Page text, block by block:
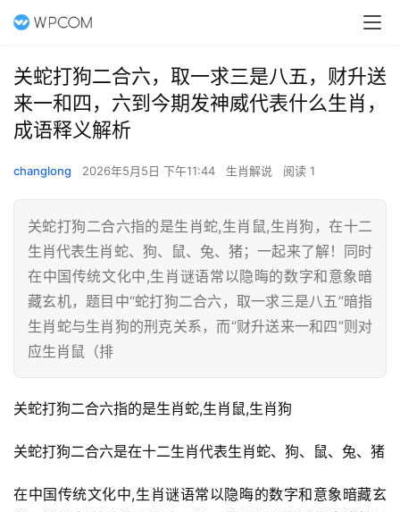
关蛇打狗二合六，取一求三是八五，财升送
来一和四，六到今期发神威代表什么生肖，
成语释义解析
changlong 2026年5月5日 下午11:44 生肖解说 阅读 1
关蛇打狗二合六指的是生肖蛇,生肖鼠,生肖狗，在十二
生肖代表生肖蛇、狗、鼠、兔、猪；一起来了解！同时
在中国传统文化中,生肖谜语常以隐晦的数字和意象暗
藏玄机，题目中“蛇打狗二合六，取一求三是八五”暗指
生肖蛇与生肖狗的刑克关系，而“财升送来一和四”则对
应生肖鼠（排
关蛇打狗二合六指的是生肖蛇,生肖鼠,生肖狗
关蛇打狗二合六是在十二生肖代表生肖蛇、狗、鼠、兔、猪
在中国传统文化中,生肖谜语常以隐晦的数字和意象暗藏玄